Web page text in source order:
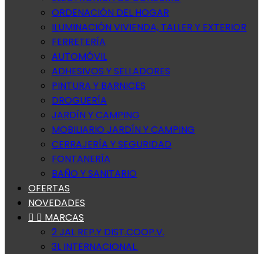
ORDENACIÓN DEL HOGAR
ILUMINACIÓN VIVIENDA, TALLER Y EXTERIOR
FERRETERÍA
AUTOMÓVIL
ADHESIVOS Y SELLADORES
PINTURA Y BARNICES
DROGUERÍA
JARDÍN Y CAMPING
MOBILIARIO JARDÍN Y CAMPING
CERRAJERÍA Y SEGURIDAD
FONTANERÍA
BAÑO Y SANITARIO
OFERTAS
NOVEDADES
  MARCAS
2 JAL REP.Y DIST.COOP.V.
3L INTERNACIONAL.